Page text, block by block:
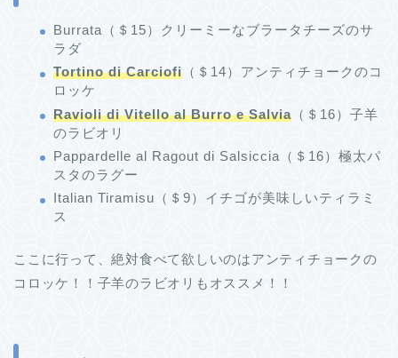
Burrata（＄15）クリーミーなブラータチーズのサ
ラダ
Tortino di Carciofi （＄14）アンティチョークのコ
ロッケ
Ravioli di Vitello al Burro e Salvia （＄16）子羊
のラビオリ
Pappardelle al Ragout di Salsiccia（＄16）極太パ
スタのラグー
Italian Tiramisu（＄9）イチゴが美味しいティラミ
ス
ここに行って、絶対食べて欲しいのはアンティチョークの
コロッケ！！子羊のラビオリもオススメ！！